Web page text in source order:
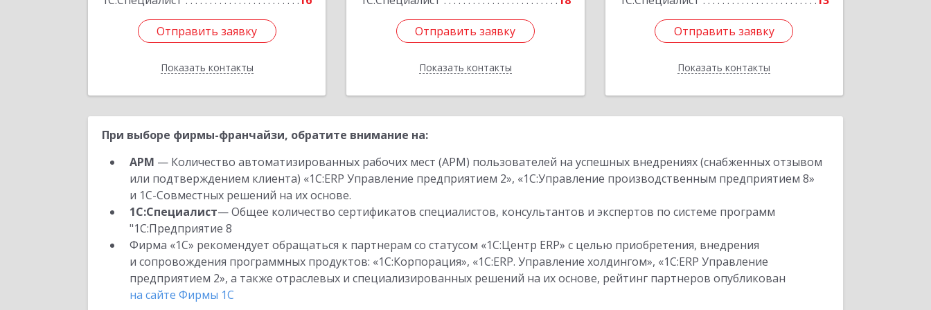
Отправить заявку
Показать контакты
Отправить заявку
Назад
Отправить заявку
Показать контакты
Отправить заявку
Назад
Отправить заявку
Показать контакты
Отправить заявку
Назад
При выборе фирмы-франчайзи, обратите внимание на:
АРМ — Количество автоматизированных рабочих мест (АРМ) пользователей на успешных внедрениях (снабженных отзывом
или подтверждением клиента) «1С:ERP Управление предприятием 2», «1С:Управление производственным предприятием 8»
и 1С-Совместных решений на их основе.
1С:Специалист— Общее количество сертификатов специалистов, консультантов и экспертов по системе программ
"1С:Предприятие 8
Фирма «1С» рекомендует обращаться к партнерам со статусом «1С:Центр ERP» с целью приобретения, внедрения
и сопровождения программных продуктов: «1С:Корпорация», «1С:ERP. Управление холдингом», «1С:ERP Управление
предприятием 2», а также отраслевых и специализированных решений на их основе, рейтинг партнеров опубликован
на сайте Фирмы 1С